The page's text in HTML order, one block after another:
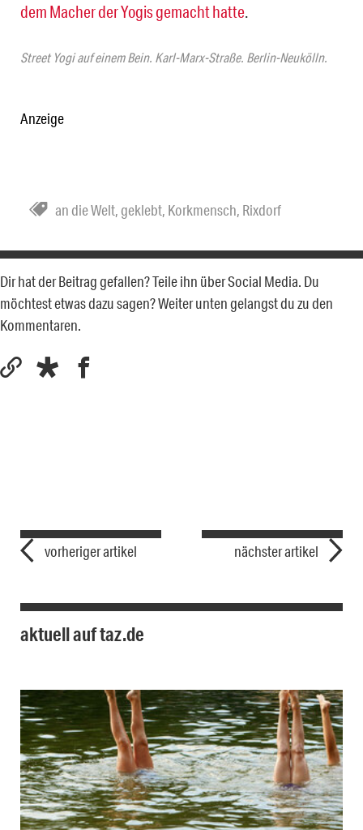
Street Yogi auf einem Bein. Karl-Marx-Straße. Berlin-Neukölln.
dem Macher der Yogis gemacht hatte.
Anzeige
an die Welt, geklebt, Korkmensch, Rixdorf
Dir hat der Beitrag gefallen? Teile ihn über Social Media. Du
möchtest etwas dazu sagen? Weiter unten gelangst du zu den
Kommentaren.
vorheriger artikel nächster artikel
aktuell auf taz.de